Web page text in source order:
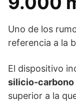
Uno de los
referencia a la
El dispositivo
silicio-carbono
superior a la